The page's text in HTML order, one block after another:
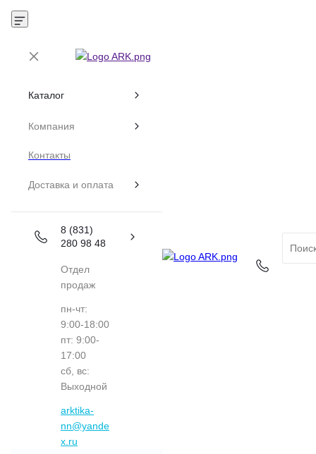
Каталог
Компания
Контакты
Доставка и оплата
8 (831)
280 98 48
Отдел
продаж
пн-чт:
9:00-18:00
пт: 9:00-
17:00
сб, вс:
Выходной
arktika-
nn@yande
x.ru